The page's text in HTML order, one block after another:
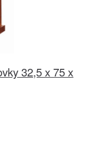
32,5 x 75 x